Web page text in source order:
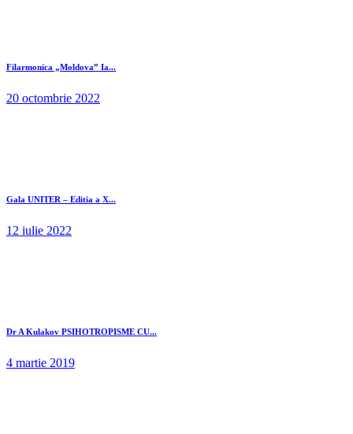
Filarmonica „Moldova” Ia...
20 octombrie 2022
Gala UNITER – Editia a X...
12 iulie 2022
Dr A Kulakov PSIHOTROPISME CU...
4 martie 2019